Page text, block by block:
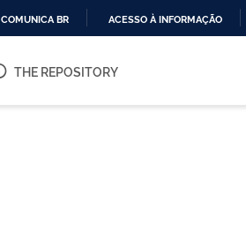
O
COMUNICA BR ACESSO À INFORMAÇÃO
THE REPOSITORY